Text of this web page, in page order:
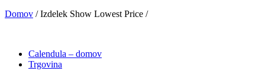
Domov / Izdelek Show Lowest Price /
Calendula – domov
Trgovina